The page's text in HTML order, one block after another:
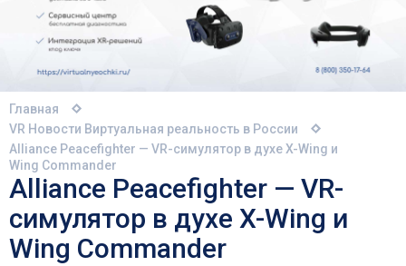
Главная
VR Новости Виртуальная реальность в России
Alliance Peacefighter — VR-симулятор в духе X-Wing и
Wing Commander
Alliance Peacefighter — VR-
симулятор в духе X-Wing и
Wing Commander